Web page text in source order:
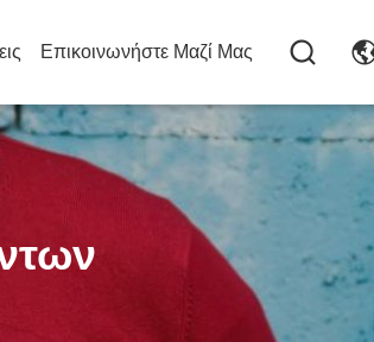
Επικοινωνήστε Μαζί Μας